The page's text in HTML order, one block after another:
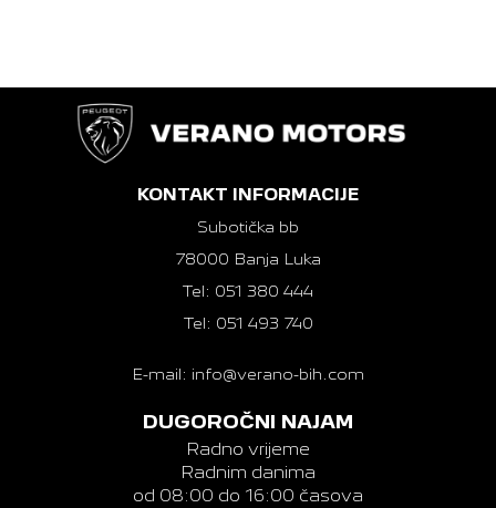
KONTAKT INFORMACIJE
Subotička bb
78000 Banja Luka
Tel: 051 380 444
Tel: 051 493 740
E-mail: info@verano-bih.com
DUGOROČNI NAJAM
Radno vrijeme
Radnim danima
od 08:00 do 16:00 časova